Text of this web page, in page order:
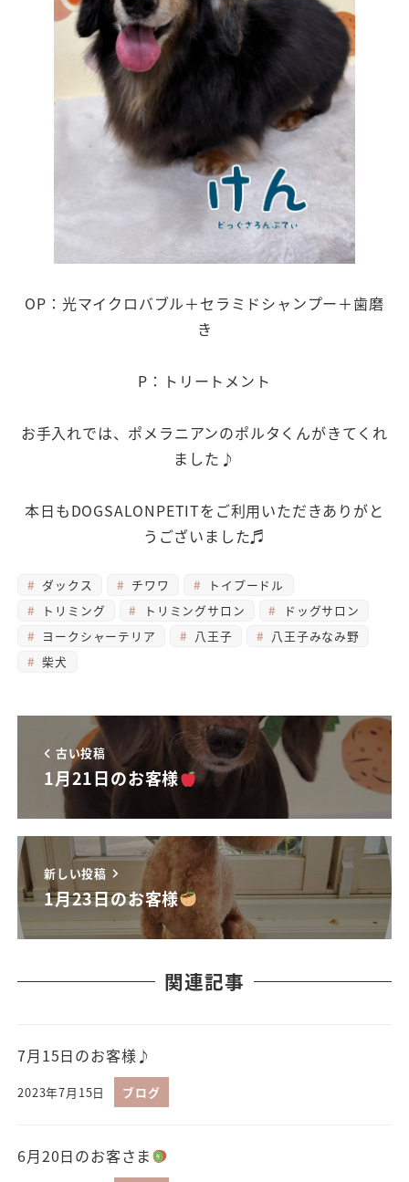
OP：光マイクロバブル＋セラミドシャンプー＋歯磨
き
P：トリートメント
お手入れでは、ポメラニアンのポルタくんがきてくれ
ました♪
本日もDOGSALONPETITをご利用いただきありがと
うございました♬
ダックス チワワ
トイプードル
トリミング
トリミングサロン
ドッグサロン
ヨークシャーテリア
八王子
八王子みなみ野
柴犬
古い投稿
1月21日のお客様
新しい投稿
1月23日のお客様
関連記事
7月15日のお客様♪
2023年7月15日 ブログ
6月20日のお客さま